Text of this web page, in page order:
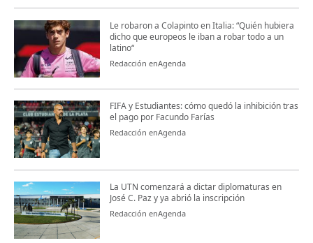
Le robaron a Colapinto en Italia: “Quién hubiera
dicho que europeos le iban a robar todo a un
latino“
Redacción enAgenda
FIFA y Estudiantes: cómo quedó la inhibición tras
el pago por Facundo Farías
Redacción enAgenda
La UTN comenzará a dictar diplomaturas en
José C. Paz y ya abrió la inscripción
Redacción enAgenda